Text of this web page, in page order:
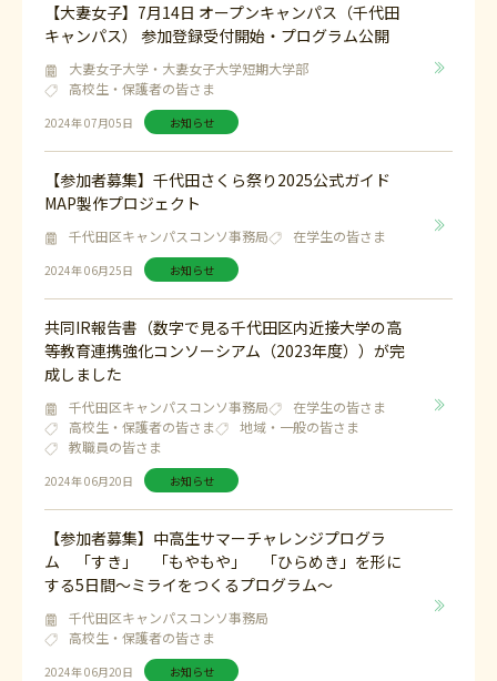
2024年 07月05日 お知らせ
【大妻女子】7月14日 オープンキャンパス（千代田
キャンパス） 参加登録受付開始・プログラム公開
大妻女子大学・大妻女子大学短期大学部
高校生・保護者の皆さま
2024年 06月25日 お知らせ
【参加者募集】千代田さくら祭り2025公式ガイド
MAP製作プロジェクト
千代田区キャンパスコンソ事務局 在学生の皆さま
2024年 06月20日 お知らせ
共同IR報告書（数字で見る千代田区内近接大学の高
等教育連携強化コンソーシアム（2023年度））が完
成しました
千代田区キャンパスコンソ事務局
在学生の皆さま
高校生・保護者の皆さま
地域・一般の皆さま
教職員の皆さま
2024年 06月20日 お知らせ
【参加者募集】中高生サマーチャレンジプログラ
ム 「すき」 「もやもや」 「ひらめき」を形に
する5日間～ミライをつくるプログラム～
千代田区キャンパスコンソ事務局
高校生・保護者の皆さま